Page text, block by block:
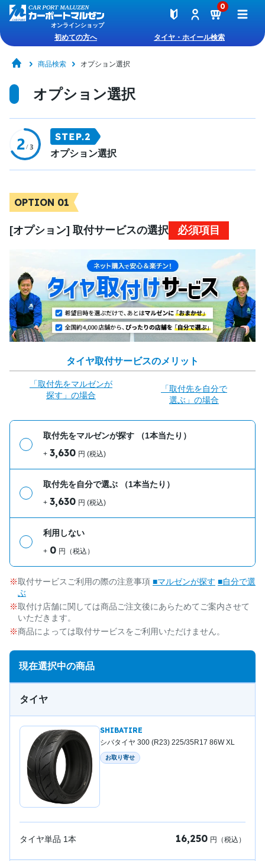
オンラインショップ
0
初めての方へ タイヤ・ホイール検索
商品検索 オプション選択
オプション選択
オプション選択
OPTION 01
[オプション] 取付サービスの選択 必須項目
タイヤ取付サービスのメリット
「取付先をマルゼンが
探す」の場合
「取付先を自分で
選ぶ」の場合
取付先をマルゼンが探す （1本当たり）
+ 3,630 円 (税込)
取付先を自分で選ぶ （1本当たり）
+ 3,630 円 (税込)
利用しない
+ 0 円（税込）
取付サービスご利用の際の注意事項 ■マルゼンが探す ■自分で選
ぶ
取付け店舗に関しては商品ご注文後にあらためてご案内させて
いただきます。
商品によっては取付サービスをご利用いただけません。
現在選択中の商品
タイヤ
SHIBATIRE
シバタイヤ 300 (R23) 225/35R17 86W XL
お取り寄せ
タイヤ単品 1本 16,250 円（税込）